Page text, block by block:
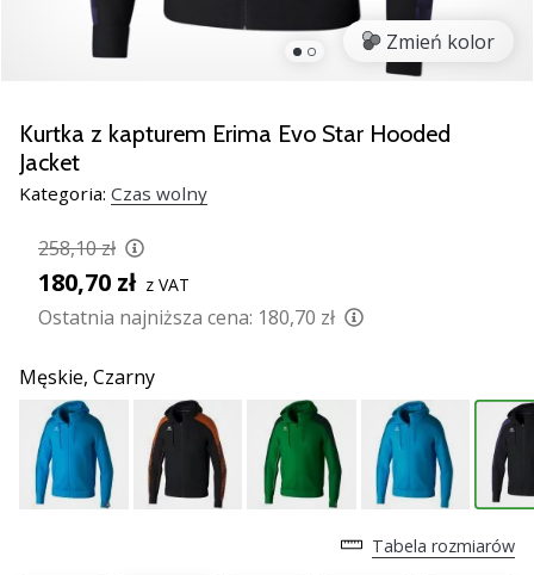
wszystkie
artykuły
Zmień kolor
Kurtka z kapturem Erima Evo Star Hooded
Jacket
Kategoria: Czas wolny
258,10 zł
180,70 zł z VAT
Ostatnia najniższa cena: 180,70 zł
Męskie, Czarny
Tabela rozmiarów